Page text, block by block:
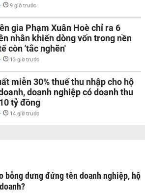
- 9 giờ trước
gia Phạm Xuân Hoè chỉ ra 6
nhân khiến dòng vốn trong nền
còn 'tắc nghẽn'
- 13 giờ trước
miễn 30% thuế thu nhập cho hộ
doanh nghiệp có doanh thu
tỷ đồng
- 14 giờ trước
bỗng dưng đứng tên doanh nghiệp, hộ